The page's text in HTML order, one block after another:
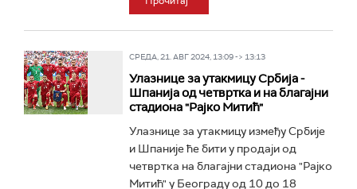
СРЕДА, 21. АВГ 2024, 13:09 -> 13:13
Улазнице за утакмицу Србија -
Шпанија од четвртка и на благајни
стадиона "Рајко Митић"
Улазнице за утакмицу између Србије
и Шпаније ће бити у продаји од
четвртка на благајни стадиона "Рајко
Митић" у Београду од 10 до 18